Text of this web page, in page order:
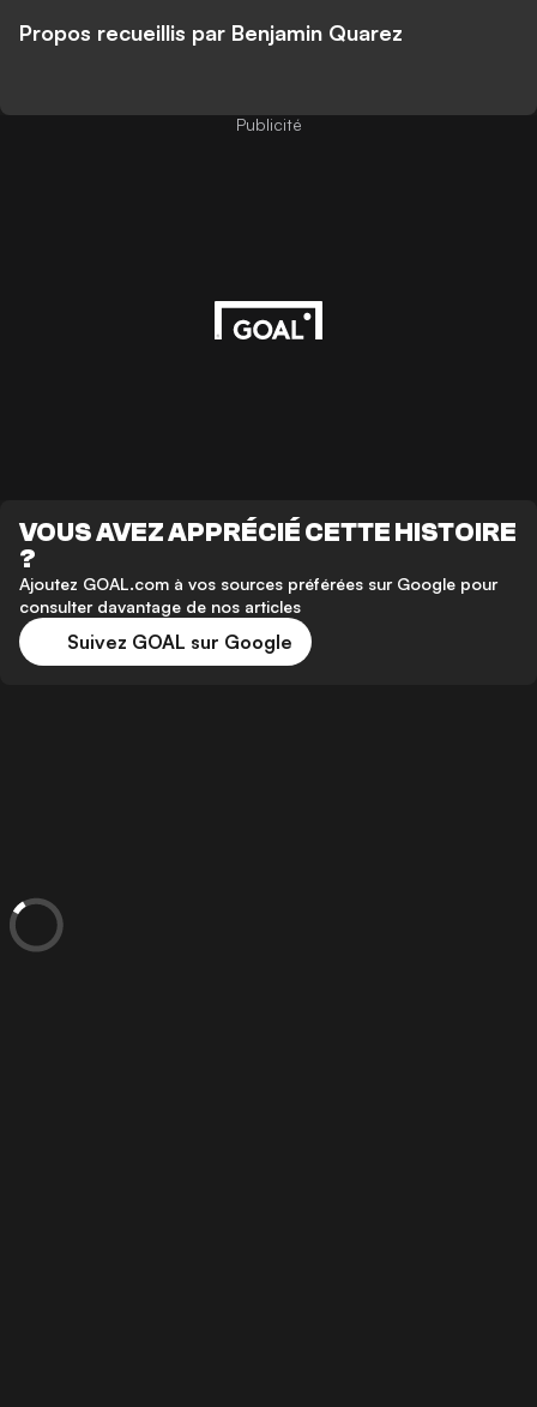
Propos recueillis par Benjamin Quarez
Publicité
VOUS AVEZ APPRÉCIÉ CETTE HISTOIRE
?
Ajoutez GOAL.com à vos sources préférées sur Google pour
consulter davantage de nos articles
Suivez GOAL sur Google